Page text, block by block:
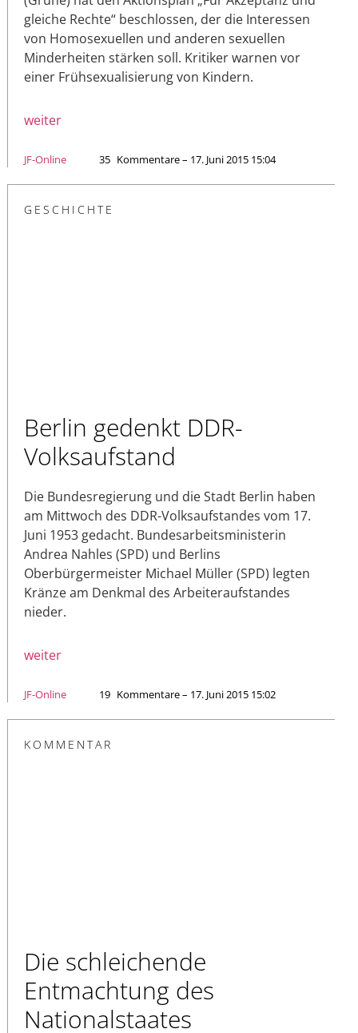
gleiche Rechte“ beschlossen, der die Interessen
von Homosexuellen und anderen sexuellen
Minderheiten stärken soll. Kritiker warnen vor
einer Frühsexualisierung von Kindern.
weiter
JF-Online 35 Kommentare – 17. Juni 2015 15:04
GESCHICHTE
Berlin gedenkt DDR-
Volksaufstand
Die Bundesregierung und die Stadt Berlin haben
am Mittwoch des DDR-Volksaufstandes vom 17.
Juni 1953 gedacht. Bundesarbeitsministerin
Andrea Nahles (SPD) und Berlins
Oberbürgermeister Michael Müller (SPD) legten
Kränze am Denkmal des Arbeiteraufstandes
nieder.
weiter
JF-Online 19 Kommentare – 17. Juni 2015 15:02
KOMMENTAR
Die schleichende
Entmachtung des
Nationalstaates